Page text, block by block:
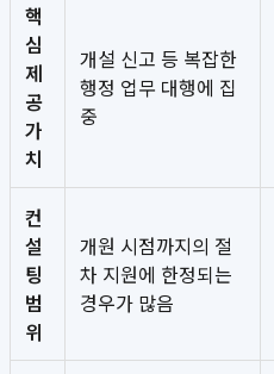
핵
심
제
공
가
치
개설 신고 등 복잡한
행정 업무 대행에 집
중
컨
설
팅
범
위
개원 시점까지의 절
차 지원에 한정되는
경우가 많음